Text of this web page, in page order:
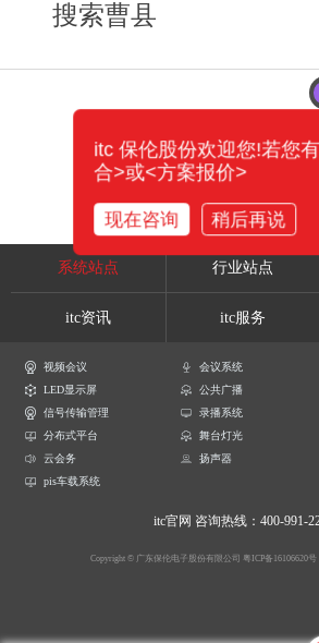
搜索曹县
系统站点 行业站点
itc资讯 itc服务
视频会议 会议系统
LED显示屏
公共广播
信号传输管理
录播系统
分布式平台
舞台灯光
云会务
扬声器
pis车载系统
itc官网 咨询热线：400-991-
Copyright © 广东保伦电子股份有限公司 粤ICP备16106620号
itc 保伦股份欢迎您!若您
合>或<方案报价>
现在咨询 稍后再说